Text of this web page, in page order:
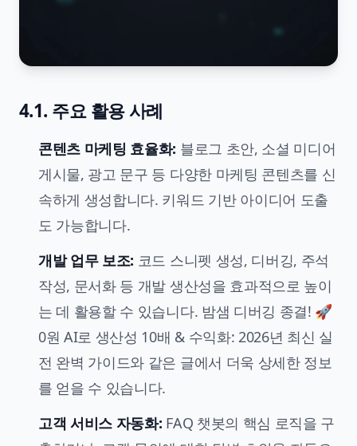
4.1. 주요 활용 사례
콘텐츠 마케팅 효율화: 블로그 초안, 소셜 미디어
게시물, 광고 문구 등 다양한 마케팅 콘텐츠를 신
속하게 생성합니다. 키워드 기반 아이디어 도출
도 가능합니다.
개발 업무 보조: 코드 스니펫 생성, 디버깅, 주석
작성, 문서화 등 개발 생산성을 효과적으로 높이
는 데 활용할 수 있습니다. 밤샘 디버깅 종결! 🚀
0원 AI로 생산성 10배 & 수익화: 2026년 최신 실
전 완벽 가이드와 같은 글에서 더욱 상세한 정보
를 얻을 수 있습니다.
고객 서비스 자동화: FAQ 챗봇의 핵심 로직을 구